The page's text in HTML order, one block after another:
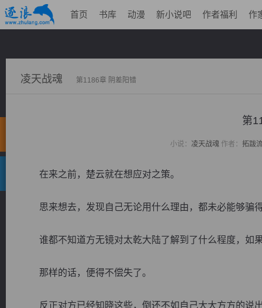
首页 书库 动漫 新小说吧 作者福利 作
凌天战魂 第1186章 阴差阳错
第
小说： 凌天战魂作者： 拓跋
在来之前，楚云就在想应对之策。
思来想去，发现自己无论用什么理由，都未必能够骗
谁都不知道方无镜对太乾大陆了解到了什么程度，如
那样的话，便得不偿失了。
反正对方已经知晓这些，倒还不如自己大大方方的说